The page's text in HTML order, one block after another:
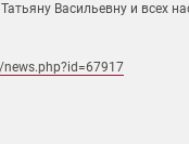
Васильевну и всех